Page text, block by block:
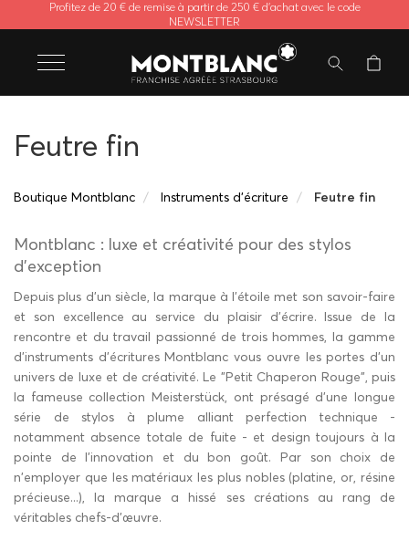
Profitez de 20 € de remise à partir de 250 € d'achat avec le code
NEWSLETTER
Feutre fin
Boutique Montblanc Instruments d'écriture Feutre fin
Montblanc : luxe et créativité pour des stylos
d’exception
Depuis plus d'un siècle, la marque à l'étoile met son savoir-faire
et son excellence au service du plaisir d'écrire. Issue de la
rencontre et du travail passionné de trois hommes, la gamme
d'instruments d'écritures Montblanc vous ouvre les portes d'un
univers de luxe et de créativité. Le "Petit Chaperon Rouge", puis
la fameuse collection Meisterstück, ont présagé d'une longue
série de stylos à plume alliant perfection technique -
notamment absence totale de fuite - et design toujours à la
pointe de l'innovation et du bon goût. Par son choix de
n'employer que les matériaux les plus nobles (platine, or, résine
précieuse...), la marque a hissé ses créations au rang de
véritables chefs-d'œuvre.